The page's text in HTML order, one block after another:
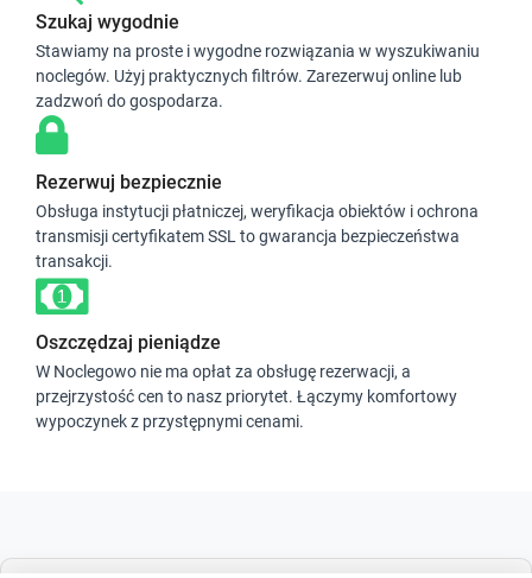
Szukaj wygodnie
Stawiamy na proste i wygodne rozwiązania w wyszukiwaniu
noclegów. Użyj praktycznych filtrów. Zarezerwuj online lub
zadzwoń do gospodarza.
Rezerwuj bezpiecznie
Obsługa instytucji płatniczej, weryfikacja obiektów i ochrona
transmisji certyfikatem SSL to gwarancja bezpieczeństwa
transakcji.
Oszczędzaj pieniądze
W Noclegowo nie ma opłat za obsługę rezerwacji, a
przejrzystość cen to nasz priorytet. Łączymy komfortowy
wypoczynek z przystępnymi cenami.